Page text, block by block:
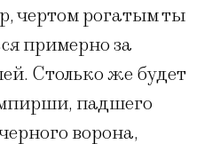
чертом рогатым ты
примерно за
Столько же будет
падшего
ворона,